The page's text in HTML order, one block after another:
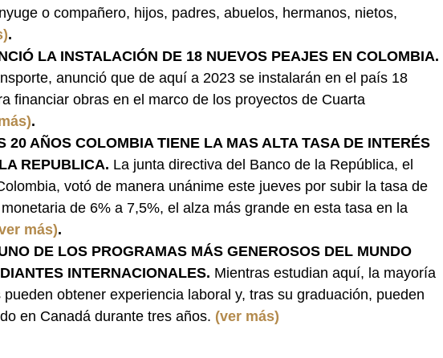
o compañero, hijos, padres, abuelos, hermanos, nietos,
.
LA INSTALACIÓN DE 18 NUEVOS PEAJES EN COLOMBIA.
anunció que de aquí a 2023 se instalarán en el país 18
financiar obras en el marco de los proyectos de Cuarta
.
20 AÑOS COLOMBIA TIENE LA MAS ALTA TASA DE INTERÉS
REPUBLICA. La junta directiva del Banco de la República, el
votó de manera unánime este jueves por subir la tasa de
de 6% a 7,5%, el alza más grande en esta tasa en la
más).
DE LOS PROGRAMAS MÁS GENEROSOS DEL MUNDO
INTERNACIONALES. Mientras estudian aquí, la mayoría
obtener experiencia laboral y, tras su graduación, pueden
en Canadá durante tres años. (ver más)